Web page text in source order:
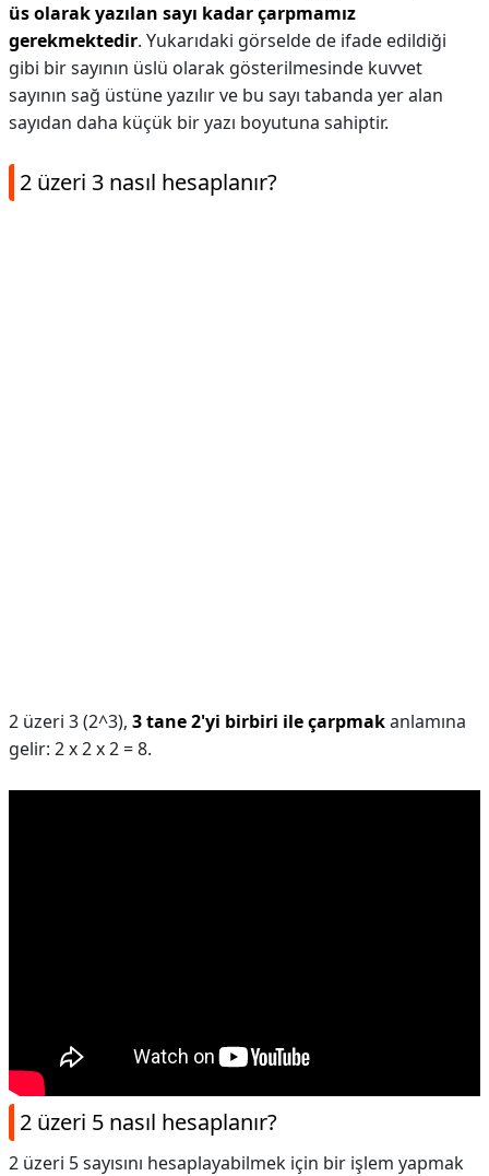
üs olarak yazılan sayı kadar çarpmamız
gerekmektedir. Yukarıdaki görselde de ifade edildiği
gibi bir sayının üslü olarak gösterilmesinde kuvvet
sayının sağ üstüne yazılır ve bu sayı tabanda yer alan
sayıdan daha küçük bir yazı boyutuna sahiptir.
2 üzeri 3 nasıl hesaplanır?
2 üzeri 3 (2^3), 3 tane 2'yi birbiri ile çarpmakanlamına
gelir: 2 x 2 x 2 = 8.
2 üzeri 5 nasıl hesaplanır?
2 üzeri 5 sayısını hesaplayabilmek için bir işlem yapmak